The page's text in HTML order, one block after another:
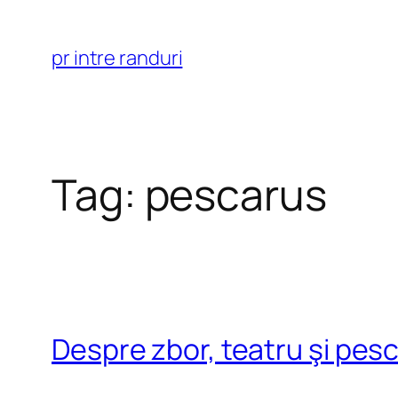
content
pr intre randuri
Tag: pescarus
Despre zbor, teatru şi